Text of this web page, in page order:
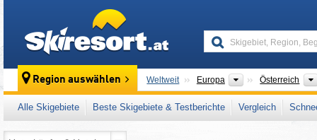
Region auswählen Weltweit Europa Kontinente
Österreich
Alle Skigebiete Beste Skigebiete & Testberichte Vergleich